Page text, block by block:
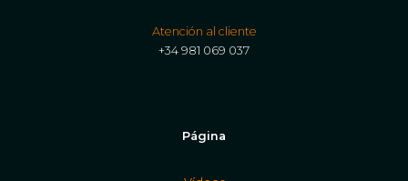
Atención al cliente
+34 981 069 037
Página